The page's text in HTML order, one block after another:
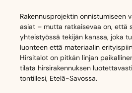
Rakennusprojektin onnistumiseen
asiat – mutta ratkaisevaa on, että
yhteistyössä tekijän kanssa, joka
luonteen että materiaalin
Hirsitalot on pitkän linjan
tilata hirsirakennuksen
tontillesi, Etelä-Savossa.